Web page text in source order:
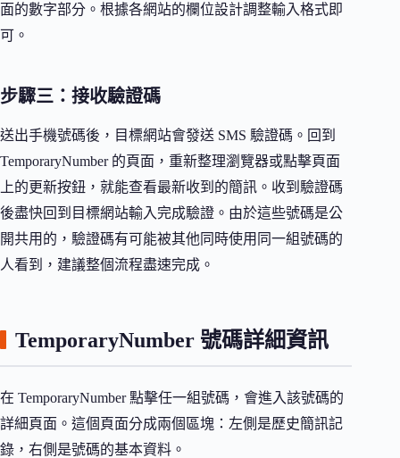
面的數字部分。根據各網站的欄位設計調整輸入格式即
可。
步驟三：接收驗證碼
送出手機號碼後，目標網站會發送 SMS 驗證碼。回到
TemporaryNumber 的頁面，重新整理瀏覽器或點擊頁面
上的更新按鈕，就能查看最新收到的簡訊。收到驗證碼
後盡快回到目標網站輸入完成驗證。由於這些號碼是公
開共用的，驗證碼有可能被其他同時使用同一組號碼的
人看到，建議整個流程盡速完成。
TemporaryNumber 號碼詳細資訊
在 TemporaryNumber 點擊任一組號碼，會進入該號碼的
詳細頁面。這個頁面分成兩個區塊：左側是歷史簡訊記
錄，右側是號碼的基本資料。